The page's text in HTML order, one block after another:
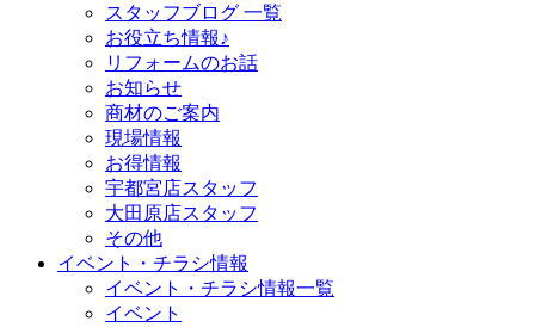
スタッフブログ 一覧
お役立ち情報♪
リフォームのお話
お知らせ
商材のご案内
現場情報
お得情報
宇都宮店スタッフ
大田原店スタッフ
その他
イベント・チラシ情報
イベント・チラシ情報一覧
イベント